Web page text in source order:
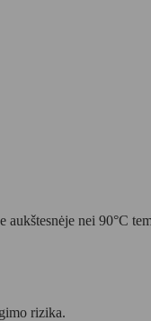
nei 90°C
rizika.